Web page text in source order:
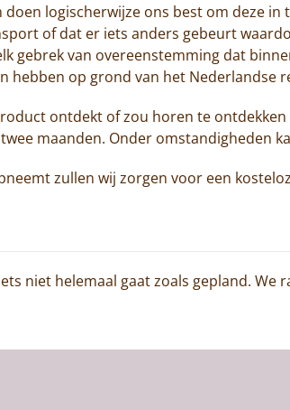
logischerwijze ons best om deze
of dat er iets anders gebeurt
gebrek van overeenstemming dat
hebben op grond van het Nederlandse
ontdekt of zou horen te
maanden. Onder omstandigheden
zullen wij zorgen voor een
niet helemaal gaat zoals gepland.